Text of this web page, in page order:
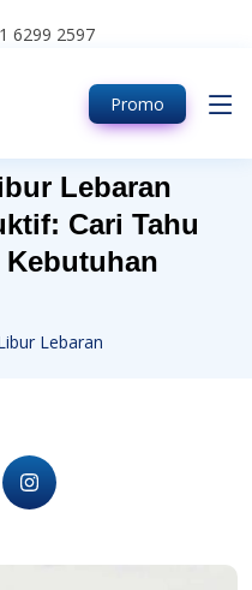
6299 2597
Promo
Lebaran
Cari Tahu
Kebutuhan
Lebaran